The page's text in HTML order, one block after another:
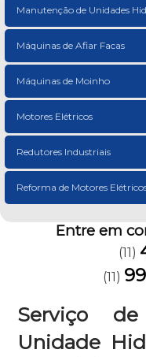
Manutenção de Unidades
Máquinas de Afiar Facas
Máquinas de Moinho
Motores Elétricos
Redutores Industriais
Reforma de Motores
Entre em
(11)
(11)
Serviço
Unidade